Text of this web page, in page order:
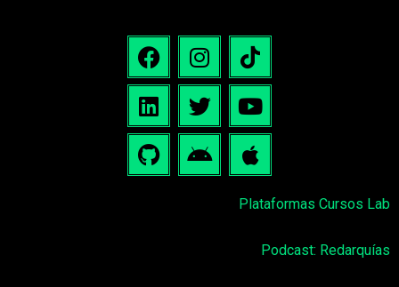
Plataformas Cursos Lab
Podcast: Redarquías